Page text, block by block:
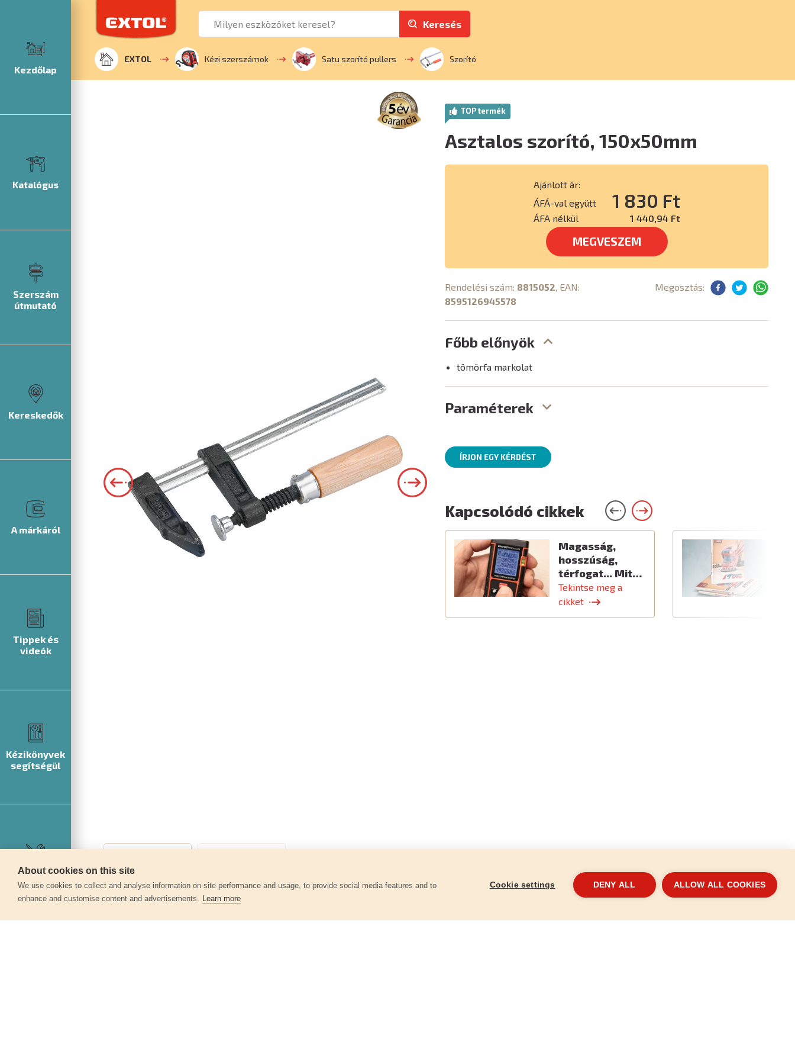
Kezdőlap
Katalógus
Szerszám
útmutató
Kereskedők
A márkáról
Tippek és
videók
Kézikönyvek
segítségül
Szerviz
Keresés
EXTOL Kézi szerszámok Satu szorító pullers Szorító
TOP termék
Asztalos szorító, 150x50mm
Ajánlott ár:
ÁFÁ-val együtt
1 830 Ft
ÁFA nélkül 1 440,94 Ft
MEGVESZEM
Rendelési szám: 8815052 , EAN:
8595126945578
Megosztás:
Főbb előnyök
tömörfa markolat
Paraméterek
ÍRJON EGY KÉRDÉST
Kapcsolódó cikkek
Magasság,
hosszúság,
térfogat... Mit…
Tekintse meg a
cikket
About cookies on this site
We use cookies to collect and analyse information on site performance and usage, to provide social media features and to
enhance and customise content and advertisements. Learn more
Cookie settings DENY ALL ALLOW ALL COOKIES